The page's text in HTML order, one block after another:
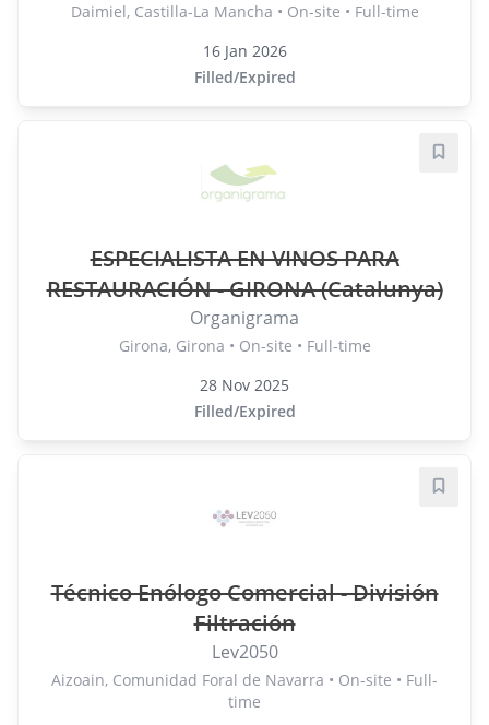
Daimiel, Castilla-La Mancha • On-site • Full-time
16 Jan 2026
Filled/Expired
ESPECIALISTA EN VINOS PARA
RESTAURACIÓN - GIRONA (Catalunya)
Organigrama
Girona, Girona • On-site • Full-time
28 Nov 2025
Filled/Expired
Save
Técnico Enólogo Comercial - División
Filtración
Lev2050
Aizoain, Comunidad Foral de Navarra • On-site • Full-
time
Save